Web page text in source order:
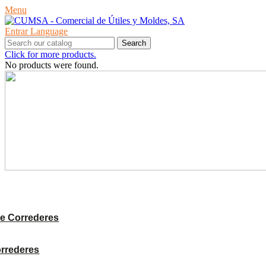
Menu
Entrar Language
Search
Click for more products.
No products were found.
Correderes